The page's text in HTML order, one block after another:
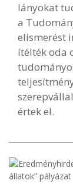
lányokat
a
elismerést
ítélték oda
értek el.